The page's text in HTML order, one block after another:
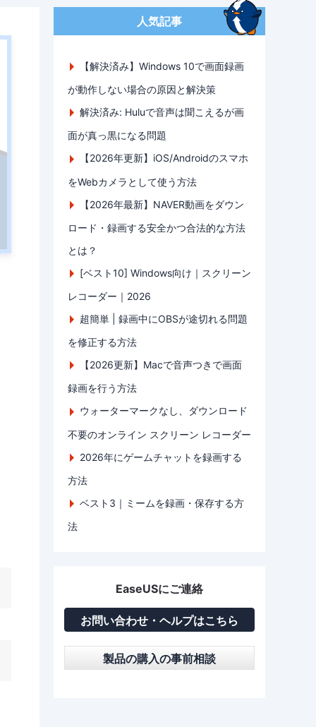
人気記事
【解決済み】Windows 10で画面録画
が動作しない場合の原因と解決策
解決済み: Huluで音声は聞こえるが画
面が真っ黒になる問題
【2026年更新】iOS/Androidのスマホ
をWebカメラとして使う方法
【2026年最新】NAVER動画をダウン
ロード・録画する安全かつ合法的な方法
とは？
[ベスト10] Windows向け｜スクリーン
レコーダー｜2026
超簡単 | 録画中にOBSが途切れる問題
を修正する方法
【2026更新】Macで音声つきで画面
録画を行う方法
ウォーターマークなし、ダウンロード
不要のオンライン スクリーン レコーダー
2026年にゲームチャットを録画する
方法
ベスト3｜ミームを録画・保存する方
法
EaseUSにご連絡
お問い合わせ・ヘルプはこちら
製品の購入の事前相談